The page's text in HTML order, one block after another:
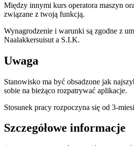
Między innymi kurs operatora maszyn
związane z twoją funkcją.
Wynagrodzenie i warunki są zgodne z
Naalakkersuisut a S.I.K.
Uwaga
Stanowisko ma być obsadzone jak
sobie na bieżąco rozpatrywać aplikacje.
Stosunek pracy rozpoczyna się od 3-
Szczegółowe informacje